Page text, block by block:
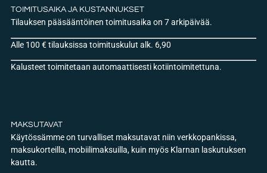
TOIMITUSAIKA JA KUSTANNUKSET
Tilauksen pääsääntöinen toimitusaika on 7 arkipäivää.
Alle 100 € tilauksissa toimituskulut alk. 6,90
Kalusteet toimitetaan automaattisesti kotiintoimitettuna.
MAKSUTAVAT
Käytössämme on turvalliset maksutavat niin verkkopankissa,
maksukorteilla, mobiilimaksuilla, kuin myös Klarnan laskutuksen
kautta.